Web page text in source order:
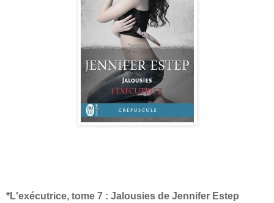
*L'exécutrice, tome 7 : Jalousies de Jennifer Estep